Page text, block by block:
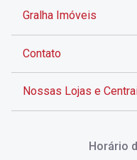
Gralha Imóveis
Contato
Nossas Lojas e
Horário